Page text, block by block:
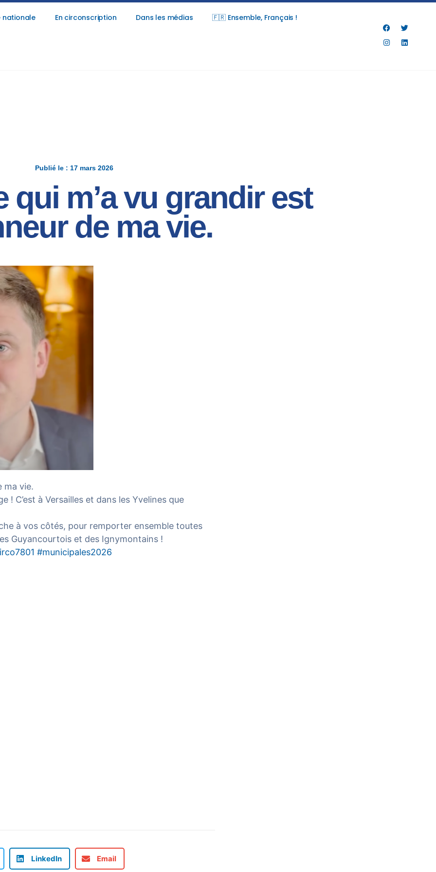
nationale En circonscription Dans les médias 🇫🇷 Ensemble, Français !
Publié le : 17 mars 2026
qui m’a vu grandir est
de ma vie.
ma vie.
C’est à Versailles et dans les Yvelines que
à vos côtés, pour remporter ensemble toutes
Guyancourtois et des Ignymontains !
#municipales2026
LinkedIn Email